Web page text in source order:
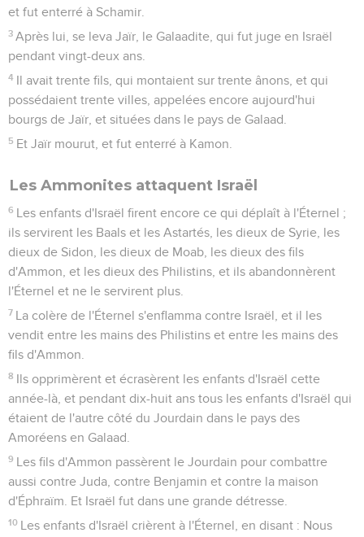
et fut enterré à Schamir.
3 Après lui, se leva Jaïr, le Galaadite, qui fut juge en Israël
pendant vingt-deux ans.
4 Il avait trente fils, qui montaient sur trente ânons, et qui
possédaient trente villes, appelées encore aujourd'hui
bourgs de Jaïr, et situées dans le pays de Galaad.
5 Et Jaïr mourut, et fut enterré à Kamon.
Les Ammonites attaquent Israël
6 Les enfants d'Israël firent encore ce qui déplaît à l'Éternel ;
ils servirent les Baals et les Astartés, les dieux de Syrie, les
dieux de Sidon, les dieux de Moab, les dieux des fils
d'Ammon, et les dieux des Philistins, et ils abandonnèrent
l'Éternel et ne le servirent plus.
7 La colère de l'Éternel s'enflamma contre Israël, et il les
vendit entre les mains des Philistins et entre les mains des
fils d'Ammon.
8 Ils opprimèrent et écrasèrent les enfants d'Israël cette
année-là, et pendant dix-huit ans tous les enfants d'Israël qui
étaient de l'autre côté du Jourdain dans le pays des
Amoréens en Galaad.
9 Les fils d'Ammon passèrent le Jourdain pour combattre
aussi contre Juda, contre Benjamin et contre la maison
d'Éphraïm. Et Israël fut dans une grande détresse.
10 Les enfants d'Israël crièrent à l'Éternel, en disant : Nous